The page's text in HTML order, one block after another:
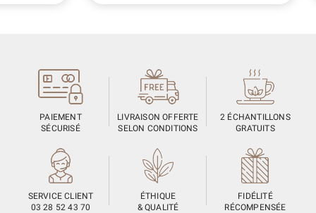
PAIEMENT
SÉCURISÉ
LIVRAISON OFFERTE
SELON CONDITIONS
2 ÉCHANTILLONS
GRATUITS
SERVICE CLIENT
03 28 52 43 70
ÉTHIQUE
& QUALITÉ
FIDÉLITÉ
RÉCOMPENSÉE